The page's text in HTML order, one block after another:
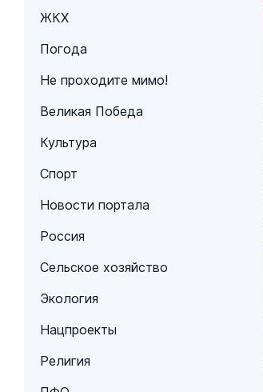
ЖКХ
Погода
Не проходите мимо!
Великая Победа
Культура
Спорт
Новости портала
Россия
Сельское хозяйство
Экология
Нацпроекты
Религия